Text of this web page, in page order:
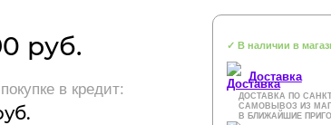
руб.
в кредит:
✓ В наличии в
Доставка
ДОСТАВКА ПО
САМОВЫВОЗ ИЗ
В БЛИЖАЙШИЕ